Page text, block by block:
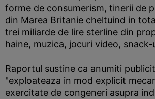
forme de consumerism, tinerii de
din Marea Britanie cheltuind in
trei miliarde de lire sterline din
haine, muzica, jocuri video,
Raportul sustine ca anumiti
"exploateaza in mod explicit
exercitate de congeneri asupra